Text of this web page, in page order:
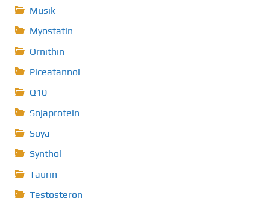
Musik
Myostatin
Ornithin
Piceatannol
Q10
Sojaprotein
Soya
Synthol
Taurin
Testosteron